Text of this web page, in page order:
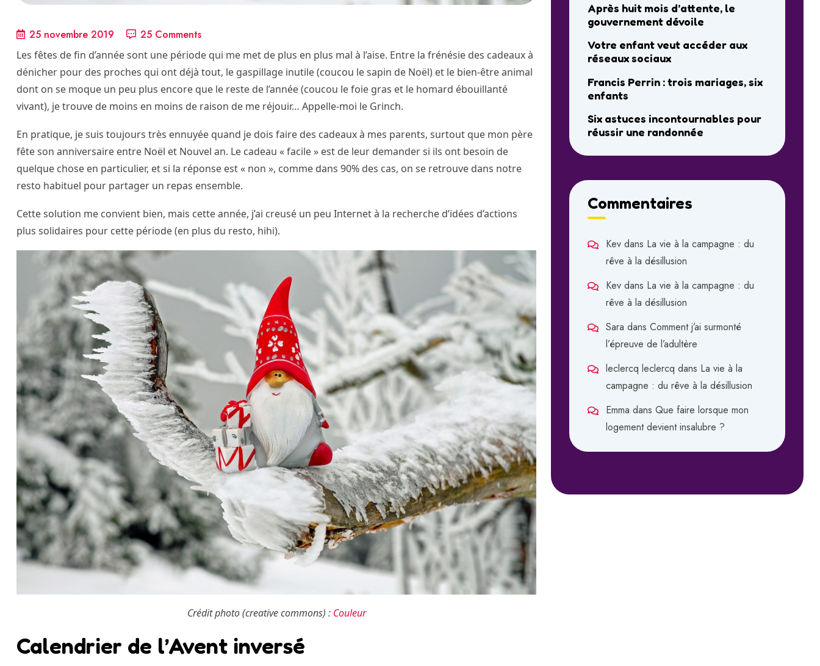
25 novembre 2019 25 Comments
Les fêtes de fin d’année sont une période qui me met de plus en plus mal à l’aise. Entre la frénésie des cadeaux à
dénicher pour des proches qui ont déjà tout, le gaspillage inutile (coucou le sapin de Noël) et le bien-être animal
dont on se moque un peu plus encore que le reste de l’année (coucou le foie gras et le homard ébouillanté
vivant), je trouve de moins en moins de raison de me réjouir… Appelle-moi le Grinch.
En pratique, je suis toujours très ennuyée quand je dois faire des cadeaux à mes parents, surtout que mon père
fête son anniversaire entre Noël et Nouvel an. Le cadeau « facile » est de leur demander si ils ont besoin de
quelque chose en particulier, et si la réponse est « non », comme dans 90% des cas, on se retrouve dans notre
resto habituel pour partager un repas ensemble.
Cette solution me convient bien, mais cette année, j’ai creusé un peu Internet à la recherche d’idées d’actions
plus solidaires pour cette période (en plus du resto, hihi).
Crédit photo (creative commons) : Couleur
Calendrier de l’Avent inversé
Après huit mois d’attente, le
gouvernement dévoile
Votre enfant veut accéder aux
réseaux sociaux
Francis Perrin : trois mariages, six
enfants
Six astuces incontournables pour
réussir une randonnée
Commentaires
Kev dans La vie à la campagne : du
rêve à la désillusion
Kev dans La vie à la campagne : du
rêve à la désillusion
Sara dans Comment j’ai surmonté
l’épreuve de l’adultère
leclercq leclercq dans La vie à la
campagne : du rêve à la désillusion
Emma dans Que faire lorsque mon
logement devient insalubre ?